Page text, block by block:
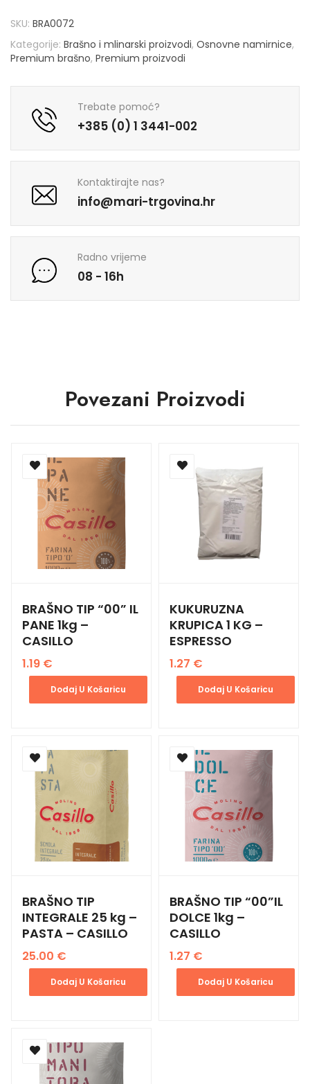
SKU: BRA0072
Kategorije: Brašno i mlinarski proizvodi, Osnovne namirnice,
Premium brašno, Premium proizvodi
Trebate pomoć?
+385 (0) 1 3441-002
Kontaktirajte nas?
info@mari-trgovina.hr
Radno vrijeme
08 - 16h
Povezani Proizvodi
BRAŠNO TIP “00” IL
PANE 1kg –
CASILLO
1.19 €
Dodaj U Košaricu
KUKURUZNA
KRUPICA 1 KG –
ESPRESSO
1.27 €
Dodaj U Košaricu
BRAŠNO TIP
INTEGRALE 25 kg –
PASTA – CASILLO
25.00 €
Dodaj U Košaricu
BRAŠNO TIP “00”IL
DOLCE 1kg –
CASILLO
1.27 €
Dodaj U Košaricu